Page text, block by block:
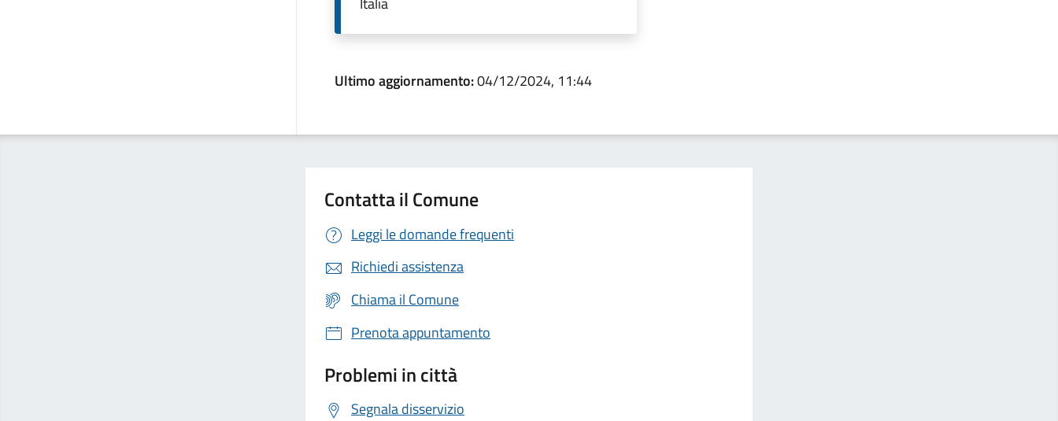
Ultimo aggiornamento:04/12/2024, 11:44
Contatta il Comune
Leggi le domande frequenti
Richiedi assistenza
Chiama il Comune
Prenota appuntamento
Problemi in città
Segnala disservizio